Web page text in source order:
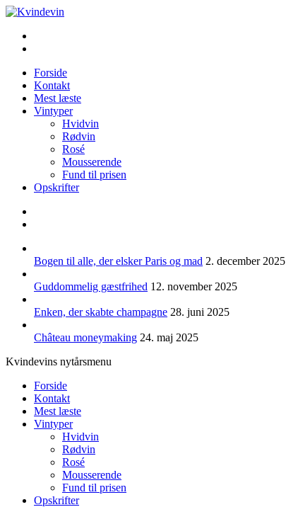
Videre
indhold
Kvindevin
Blog om vin for kvinder (& andre mennesker)
Forside
Kontakt
Mest læste
Vintyper
Hvidvin
Rødvin
Rosé
Mousserende
Fund til prisen
Opskrifter
Bogen til alle, der elsker Paris og mad 2. december 2025
Guddommelig gæstfrihed 12. november 2025
Enken, der skabte champagne 28. juni 2025
Château moneymaking 24. maj 2025
Kvindevins nytårsmenu
Forside
Kontakt
Mest læste
Vintyper
Hvidvin
Rødvin
Rosé
Mousserende
Fund til prisen
Opskrifter